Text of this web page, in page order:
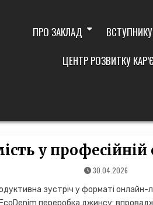
ПРО ЗАКЛАД ВСТУПНИКУ
ЦЕНТР РОЗВИТКУ
у
30.04.2026
зустріч у форматі